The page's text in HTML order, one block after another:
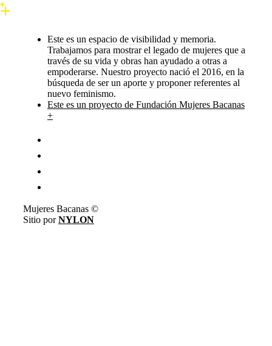
Este es un espacio de visibilidad y memoria.
Trabajamos para mostrar el legado de mujeres que a
través de su vida y obras han ayudado a otras a
empoderarse. Nuestro proyecto nació el 2016, en la
búsqueda de ser un aporte y proponer referentes al
nuevo feminismo.
Este es un proyecto de Fundación Mujeres Bacanas
+
Mujeres Bacanas ©
Sitio porNYLON